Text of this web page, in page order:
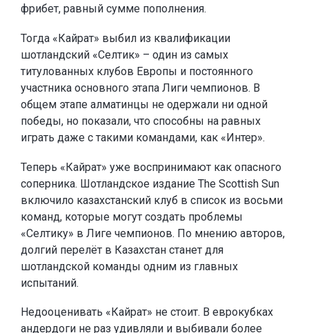
фрибет, равный сумме пополнения.
Тогда «Кайрат» выбил из квалификации
шотландский «Селтик» – один из самых
титулованных клубов Европы и постоянного
участника основного этапа Лиги чемпионов. В
общем этапе алматинцы не одержали ни одной
победы, но показали, что способны на равных
играть даже с такими командами, как «Интер».
Теперь «Кайрат» уже воспринимают как опасного
соперника. Шотландское издание The Scottish Sun
включило казахстанский клуб в список из восьми
команд, которые могут создать проблемы
«Селтику» в Лиге чемпионов. По мнению авторов,
долгий перелёт в Казахстан станет для
шотландской команды одним из главных
испытаний.
Недооценивать «Кайрат» не стоит. В еврокубках
андердоги не раз удивляли и выбивали более